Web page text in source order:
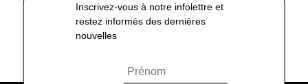
Inscrivez-vous à notre infolettre et
restez informés des dernières
nouvelles